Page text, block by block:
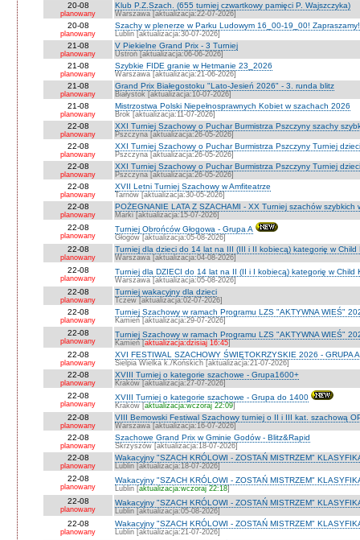
20-08
planowany
Klub P.Z.Szach. (655 turniej czwartkowy pamięci P. Wajszczyka)
Warszawa [aktualizacja:22-07-2026]
20-08
planowany
Szachy w plenerze w Parku Ludowym 16_00-19_00! Zapraszamy!
Lublin [aktualizacja:30-07-2026]
21-08
planowany
V Piekielne Grand Prix - 3 Turniej
Ustroń [aktualizacja:06-06-2026]
21-08
planowany
Szybkie FIDE granie w Hetmanie 23_2026
Warszawa [aktualizacja:21-06-2026]
21-08
planowany
Grand Prix Białegostoku "Lato-Jesień 2026" - 3. runda blitz
Białystok [aktualizacja:10-07-2026]
21-08
planowany
Mistrzostwa Polski Niepełnosprawnych Kobiet w szachach 2026
Brok [aktualizacja:11-07-2026]
22-08
planowany
XXI Turniej Szachowy o Puchar Burmistrza Pszczyny szachy
Pszczyna [aktualizacja:26-05-2026]
22-08
planowany
XXI Turniej Szachowy o Puchar Burmistrza Pszczyny Turniej
Pszczyna [aktualizacja:26-05-2026]
22-08
planowany
XXI Turniej Szachowy o Puchar Burmistrza Pszczyny Turniej
Pszczyna [aktualizacja:26-05-2026]
22-08
planowany
XVII Letni Turniej Szachowy w Amfiteatrze
Tarnów [aktualizacja:30-05-2026]
22-08
planowany
POŻEGNANIE LATA Z SZACHAMI - XX Turniej szachów szybkich
Marki [aktualizacja:15-07-2026]
22-08
planowany
Turniej Obrońców Głogowa - Grupa A
Głogów [aktualizacja:05-08-2026]
22-08
planowany
Turniej dla dzieci do 14 lat na III (III i II kobiecą) kategorię w Child
Warszawa [aktualizacja:04-08-2026]
22-08
planowany
Turniej dla DZIECI do 14 lat na II (II i I kobiecą) kategorię w Child
Warszawa [aktualizacja:05-08-2026]
22-08
planowany
Turniej wakacyjny dla dzieci
Tczew [aktualizacja:02-07-2026]
22-08
planowany
Turniej Szachowy w ramach Programu LZS "AKTYWNA WIEŚ"
Kamień [aktualizacja:29-07-2026]
22-08
planowany
Turniej Szachowy w ramach Programu LZS "AKTYWNA WIEŚ"
Kamień [aktualizacja:dzisiaj 16:45]
22-08
planowany
XVI FESTIWAL SZACHOWY ŚWIĘTOKRZYSKIE 2026 - GRUPA
Sielpia Wielka k./Końskich [aktualizacja:21-07-2026]
22-08
planowany
XVIII Turniej o kategorie szachowe - Grupa1600+
Kraków [aktualizacja:27-07-2026]
22-08
planowany
XVIII Turniej o kategorie szachowe - Grupa do 1400
Kraków [aktualizacja:wczoraj 22:09]
22-08
planowany
VIII Bemowski Festiwal Szachowy turniej o II i III kat. szachową
Warszawa [aktualizacja:16-07-2026]
22-08
planowany
Szachowe Grand Prix w Gminie Godów - Blitz&Rapid
Skrzyszów [aktualizacja:18-07-2026]
22-08
planowany
Wakacyjny "SZACH KRÓLOWI - ZOSTAŃ MISTRZEM"
Lublin [aktualizacja:18-07-2026]
22-08
planowany
Wakacyjny "SZACH KRÓLOWI - ZOSTAŃ MISTRZEM"
Lublin [aktualizacja:wczoraj 22:18]
22-08
planowany
Wakacyjny "SZACH KRÓLOWI - ZOSTAŃ MISTRZEM"
Lublin [aktualizacja:05-08-2026]
22-08
planowany
Wakacyjny "SZACH KRÓLOWI - ZOSTAŃ MISTRZEM"
Lublin [aktualizacja:21-07-2026]